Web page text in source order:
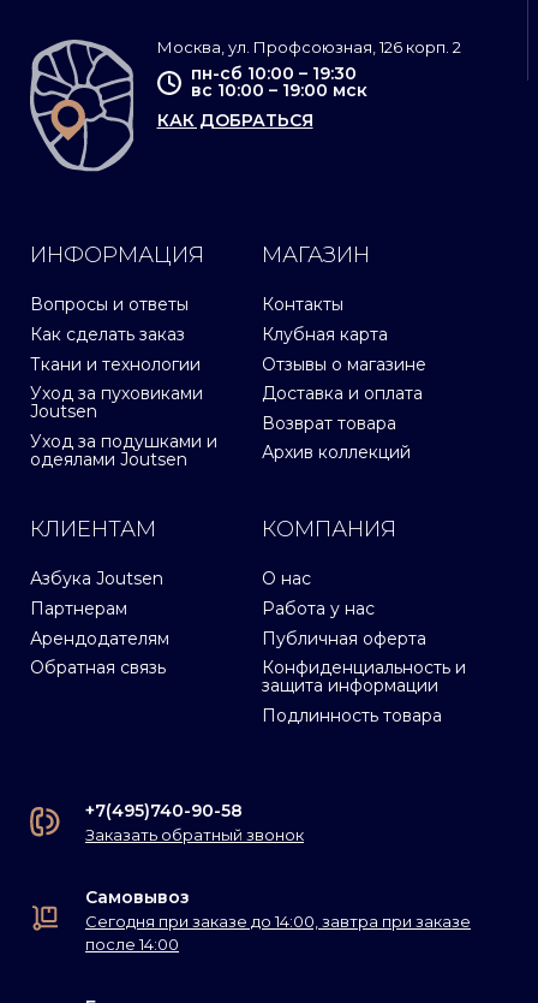
ИНФОРМАЦИЯ
Вопросы и ответы
Как сделать заказ
Ткани и технологии
Уход за пуховиками
Joutsen
Уход за подушками и
одеялами Joutsen
МАГАЗИН
Контакты
Клубная карта
Отзывы о магазине
Доставка и оплата
Возврат товара
Архив коллекций
КЛИЕНТАМ
Азбука Joutsen
Партнерам
Арендодателям
Обратная связь
КОМПАНИЯ
О нас
Работа у нас
Публичная оферта
Конфиденциальность и
защита информации
Подлинность товара
Москва, ул. Профсоюзная, 126 корп. 2
пн-сб 10:00 – 19:30
вс 10:00 – 19:00 мск
КАК ДОБРАТЬСЯ
+7(495)740-90-58
Заказать обратный звонок
Самовывоз
Сегодня при заказе до 14:00, завтра при заказе
после 14:00